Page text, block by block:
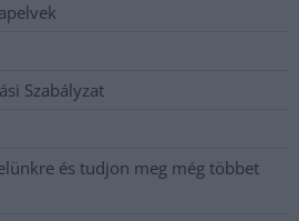
Szabályzat
és tudjon meg még többet